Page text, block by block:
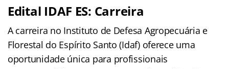
Edital IDAF ES: Carreira
A carreira no Instituto de Defesa Agropecuária e
Florestal do Espírito Santo (Idaf) oferece uma
oportunidade única para profissionais